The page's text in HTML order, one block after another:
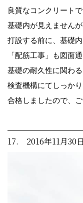
良質なコンクリート
基礎内が見えません
打設する前に、基礎
「配筋工事」も図面
基礎の耐久性に関わ
検査機構にてしっか
合格しましたので、ご
17. 2016年11月30日